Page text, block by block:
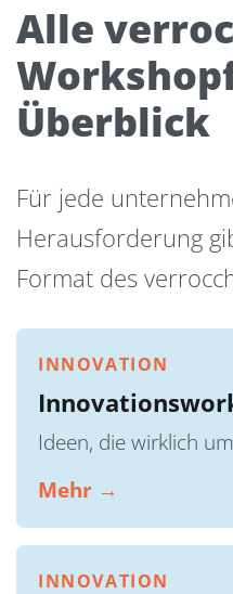
Alle
Überblick
Für jede
Herausforderung
Format des
INNOVATION
Ideen, die wirklich
Mehr →
INNOVATION